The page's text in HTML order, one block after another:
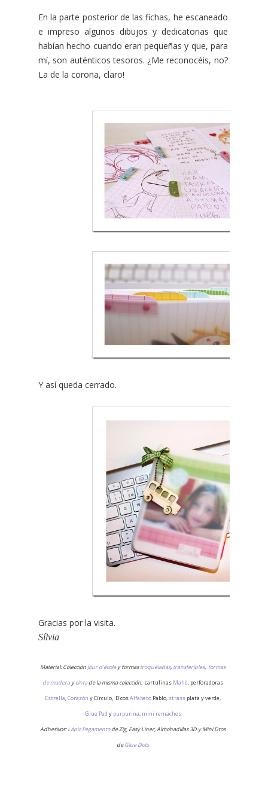
En la parte posterior de las fichas, he escaneado
e impreso algunos dibujos y dedicatorias que
habían hecho cuando eran pequeñas y que, para
mí, son auténticos tesoros. ¿Me reconocéis, no?
La de la corona, claro!
Y así queda cerrado.
Gracias por la visita.
Sílvia
Material: Colección Jour d'écoley formastroqueladas, transferibles, formas
de madera ycinta de la misma colección, cartulinas Mahè, perforadoras
Estrella,Corazón y Círculo, D'cosAlfabeto Pablo, strass plata y verde,
Glue Pad y purpurina, mini remaches
Adhesivos:Lápiz Pegamentode Zig, Easy Liner, Almohadillas 3D y Mini Dtos
deGlue Dots